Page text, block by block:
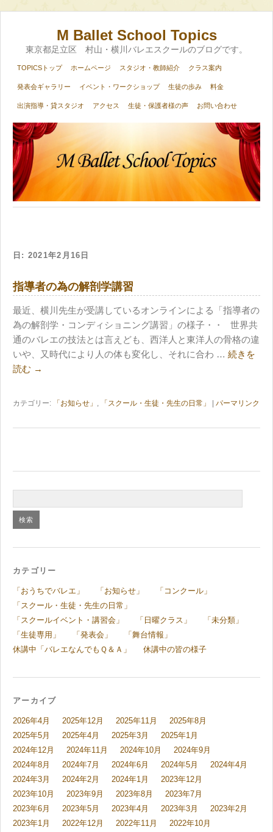
M Ballet School Topics
東京都足立区 村山・横川バレエスクールのブログです。
TOPICSトップ ホームページ スタジオ・教師紹介 クラス案内
発表会ギャラリー イベント・ワークショップ 生徒の歩み 料金
出演指導・貸スタジオ アクセス 生徒・保護者様の声 お問い合わせ
日: 2021年2月16日
指導者の為の解剖学講習
最近、横川先生が受講しているオンラインによる「指導者の
為の解剖学・コンディショニング講習」の様子・・ 世界共
通のバレエの技法とは言えども、西洋人と東洋人の骨格の違
いや、又時代により人の体も変化し、それに合わ … 続きを
読む →
カテゴリー: 「お知らせ」 , 「スクール・生徒・先生の日常」 パーマリンク
カテゴリー
「おうちでバレエ」 「お知らせ」
「コンクール」
「スクール・生徒・先生の日常」
「スクールイベント・講習会」
「日曜クラス」
「未分類」
「生徒専用」
「発表会」
「舞台情報」
休講中「バレエなんでもＱ＆Ａ」
休講中の皆の様子
アーカイブ
2026年4月 2025年12月 2025年11月
2025年8月
2025年5月
2025年4月 2025年3月
2025年1月
2024年12月
2024年11月 2024年10月
2024年9月
2024年8月
2024年7月 2024年6月 2024年5月
2024年4月
2024年3月
2024年2月 2024年1月
2023年12月
2023年10月
2023年9月 2023年8月
2023年7月
2023年6月
2023年5月 2023年4月 2023年3月
2023年2月
2023年1月
2022年12月 2022年11月
2022年10月